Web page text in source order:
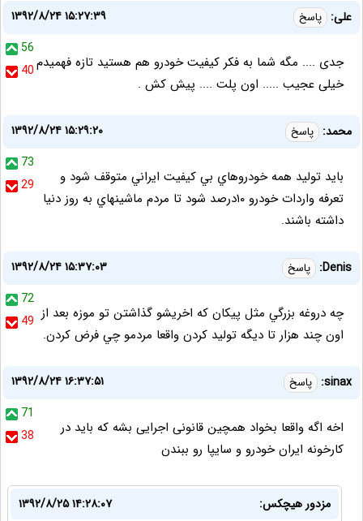
علی: پاسخ
۱۳۹۲/۸/۲۴ ۱۵:۲۷:۳۹
56
40جدی .... مگه شما به فکر کیفیت خودرو هم هستید تازه فهمیدم
خیلی عجیب ..... اون پلت .... پیش کش .
محمد: پاسخ
۱۳۹۲/۸/۲۴ ۱۵:۲۹:۲۰
73
29
بايد توليد همه خودروهاي بي كيفيت ايراني متوقف شود و
تعرفه واردات خودرو ١٠درصد شود تا مردم ماشينهاي به روز دنيا
داشته باشند.
Denis: پاسخ
۱۳۹۲/۸/۲۴ ۱۵:۳۷:۰۳
72
49 چه دروغه بزرگي مثل پيكان كه اخريشو گذاشتن تو موزه بعد از
اون چند هزار تا ديگه توليد كردن واقعا مردمو چي فرض كردن.
sinax: پاسخ
۱۳۹۲/۸/۲۴ ۱۶:۳۷:۵۱
71
38
اخه اگه واقعا بخواد همچین قانونی اجرایی بشه که باید در
کارخونه ایران خودرو و سایپا رو ببندن
مزدور هیچکس:
۱۳۹۲/۸/۲۵ ۱۴:۲۸:۰۷